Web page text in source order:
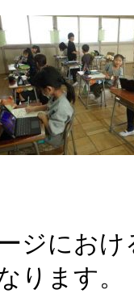
ジにお
ります。